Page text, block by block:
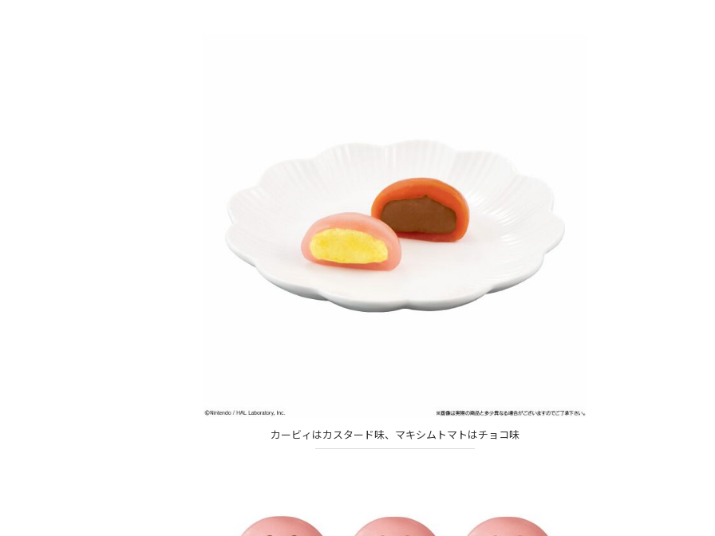
カービィはカスタード味、マキシムトマトはチョコ味